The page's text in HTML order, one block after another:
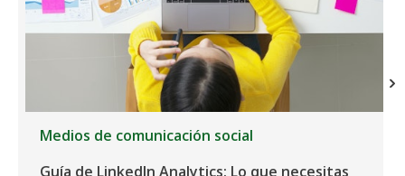
Medios de comunicación social
Guía de LinkedIn Analytics: Lo que necesitas